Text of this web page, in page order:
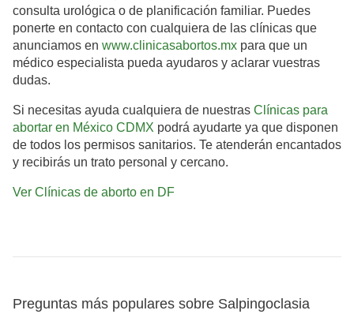
consulta urológica o de planificación familiar. Puedes
ponerte en contacto con cualquiera de las clínicas que
anunciamos en www.clinicasabortos.mx para que un
médico especialista pueda ayudaros y aclarar vuestras
dudas.
Si necesitas ayuda cualquiera de nuestras Clínicas para
abortar en México CDMX podrá ayudarte ya que disponen
de todos los permisos sanitarios. Te atenderán encantados
y recibirás un trato personal y cercano.
Ver Clínicas de aborto en DF
Preguntas más populares sobre Salpingoclasia